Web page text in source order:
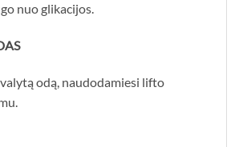
nuo glikacijos.
odą, naudodamiesi lifto